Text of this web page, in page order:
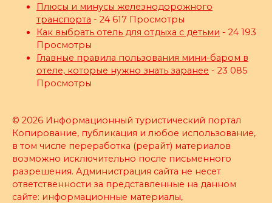
Плюсы и минусы железнодорожного
транспорта - 24 617 Просмотры
Как выбрать отель для отдыха с детьми - 24 193
Просмотры
Главные правила пользования мини-баром в
отеле, которые нужно знать заранее - 23 085
Просмотры
© 2026 Информационный туристический портал
Копирование, публикация и любое использование,
в том числе переработка (рерайт) материалов
возможно исключительно после письменного
разрешения. Администрация сайта не несет
ответственности за представленные на данном
сайте: информационные материалы,